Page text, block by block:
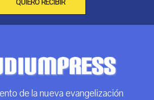
QUIERO RECIBIR
de la nueva evangelización